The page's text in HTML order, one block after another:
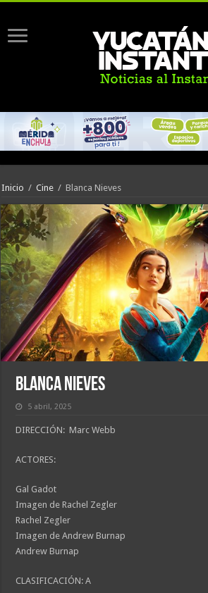
Inicio / Cine / Blanca Nieves
Blanca Nieves
5 abril, 2025
DIRECCIÓN: Marc Webb
ACTORES:
Gal Gadot
Imagen de Rachel Zegler
Rachel Zegler
Imagen de Andrew Burnap
Andrew Burnap
CLASIFICACIÓN: A